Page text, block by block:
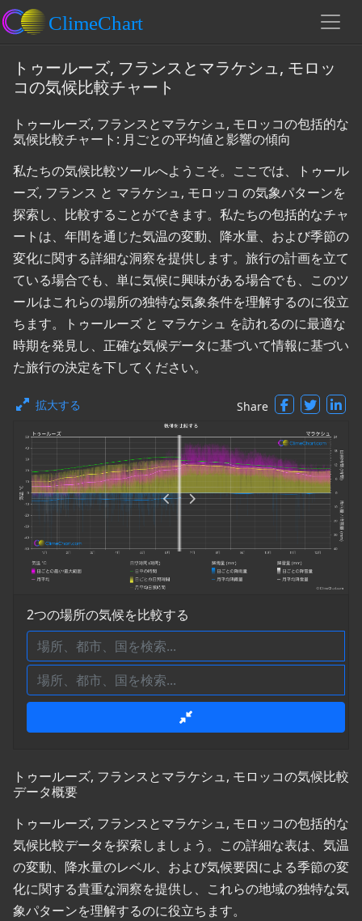
トゥールーズ, フランスとマラケシュ, モロッ
コの気候比較チャート
トゥールーズ, フランスとマラケシュ, モロッコの包括的な
気候比較チャート: 月ごとの平均値と影響の傾向
私たちの気候比較ツールへようこそ。ここでは、トゥール
ーズ, フランス と マラケシュ, モロッコ の気象パターンを
探索し、比較することができます。私たちの包括的なチャ
ートは、年間を通じた気温の変動、降水量、および季節の
変化に関する詳細な洞察を提供します。旅行の計画を立て
ている場合でも、単に気候に興味がある場合でも、このツ
ールはこれらの場所の独特な気象条件を理解するのに役立
ちます。トゥールーズ と マラケシュ を訪れるのに最適な
時期を発見し、正確な気候データに基づいて情報に基づい
た旅行の決定を下してください。
拡大する Share
2つの場所の気候を比較する
トゥールーズ, フランスとマラケシュ, モロッコの気候比較
データ概要
トゥールーズ, フランスとマラケシュ, モロッコの包括的な
気候比較データを探索しましょう。この詳細な表は、気温
の変動、降水量のレベル、および気候要因による季節の変
化に関する貴重な洞察を提供し、これらの地域の独特な気
象パターンを理解するのに役立ちます。